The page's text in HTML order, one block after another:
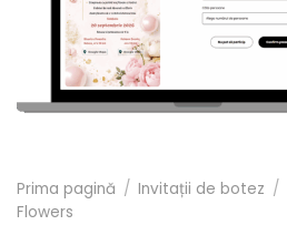
Prima pagină / Invitații de botez /
Flowers